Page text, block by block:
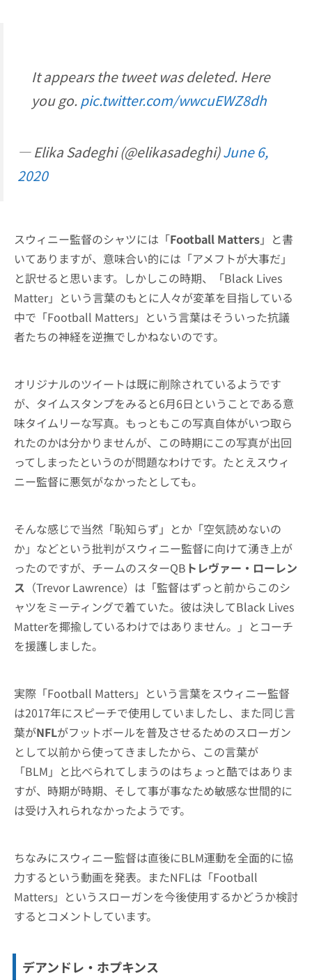
It appears the tweet was deleted. Here
you go.pic.twitter.com/wwcuEWZ8dh
— Elika Sadeghi (@elikasadeghi)June 6,
2020
スウィニー監督のシャツには「Football Matters」と書
いてありますが、意味合い的には「アメフトが大事だ」
と訳せると思います。しかしこの時期、「Black Lives
Matter」という言葉のもとに人々が変革を目指している
中で「Football Matters」という言葉はそういった抗議
者たちの神経を逆撫でしかねないのです。
オリジナルのツイートは既に削除されているようです
が、タイムスタンプをみると6月6日ということである意
味タイムリーな写真。もっともこの写真自体がいつ取ら
れたのかは分かりませんが、この時期にこの写真が出回
ってしまったというのが問題なわけです。たとえスウィ
ニー監督に悪気がなかったとしても。
そんな感じで当然「恥知らず」とか「空気読めないの
か」などという批判がスウィニー監督に向けて湧き上が
ったのですが、チームのスターQB トレヴァー・ローレン
ス （Trevor Lawrence）は「監督はずっと前からこのシ
ャツをミーティングで着ていた。彼は決してBlack Lives
Matterを揶揄しているわけではありません。」とコーチ
を援護しました。
実際「Football Matters」という言葉をスウィニー監督
は2017年にスピーチで使用していましたし、また同じ言
葉がNFLがフットボールを普及させるためのスローガン
として以前から使ってきましたから、この言葉が
「BLM」と比べられてしまうのはちょっと酷ではありま
すが、時期が時期、そして事が事なため敏感な世間的に
は受け入れられなかったようです。
ちなみにスウィニー監督は直後にBLM運動を全面的に協
力するという動画を発表。またNFLは「Football
Matters」というスローガンを今後使用するかどうか検討
するとコメントしています。
デアンドレ・ホプキンス